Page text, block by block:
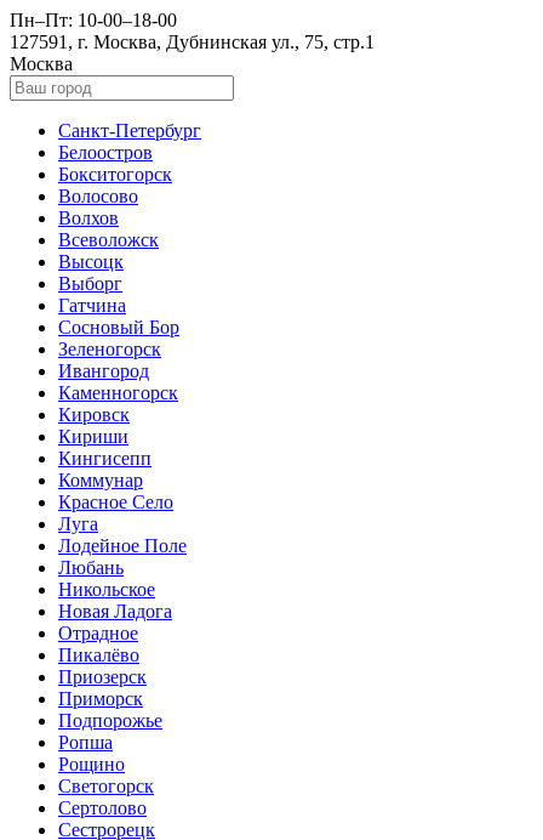
Пн–Пт: 10-00–18-00
127591, г. Москва, Дубнинская ул., 75, стр.1
Москва
Санкт-Петербург
Белоостров
Бокситогорск
Волосово
Волхов
Всеволожск
Высоцк
Выборг
Гатчина
Сосновый Бор
Зеленогорск
Ивангород
Каменногорск
Кировск
Кириши
Кингисепп
Коммунар
Красное Село
Луга
Лодейное Поле
Любань
Никольское
Новая Ладога
Отрадное
Пикалёво
Приозерск
Приморск
Подпорожье
Ропша
Рощино
Светогорск
Сертолово
Сестрорецк